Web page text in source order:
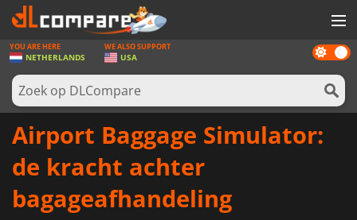
SPELLEN
GAME CARDS
SOFTWARE
REWARDS
LOG IN OF REGISTREER
Dark
mode
YOU ARE HERE
NETHERLANDS
WE ALSO SUPPORT
USA
Airport Baggage Simulator:
de kracht achter
bagageafhandeling